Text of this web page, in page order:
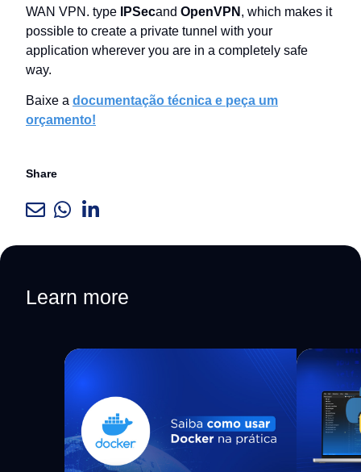
WAN VPN. type
IPSecand OpenVPN , which makes it
possible to create a private tunnel with your
application wherever you are in a completely safe
way.
Baixe a documentação técnica e peça um
orçamento!
Share
Learn more